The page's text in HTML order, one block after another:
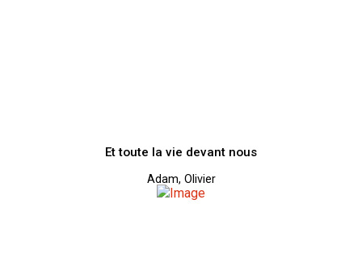
Et toute la vie devant nous
Adam, Olivier